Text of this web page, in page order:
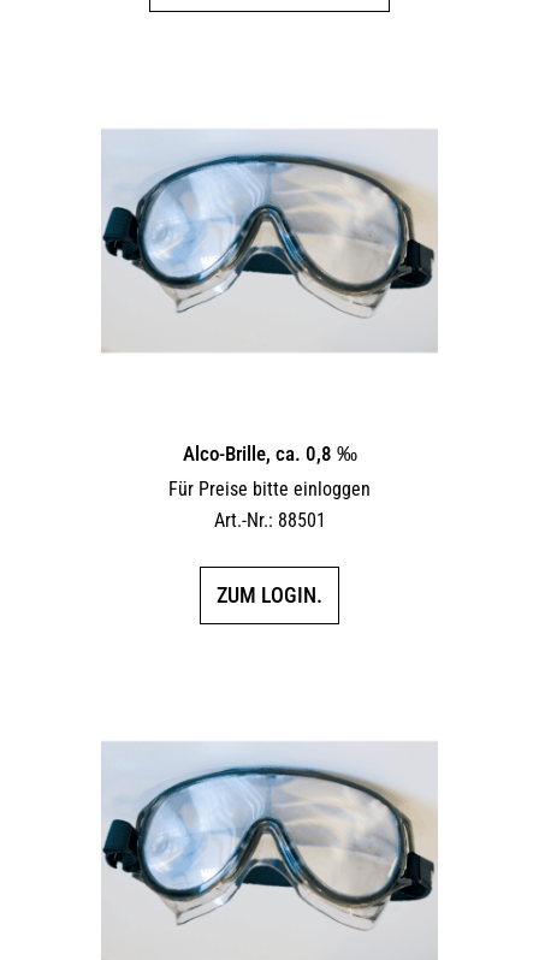
auf.
Optionen
können
auf
der
Alco-Brille, ca. 0,8 ‰
Für Preise bitte einloggen
Art.-Nr.: 88501
ZUM LOGIN.